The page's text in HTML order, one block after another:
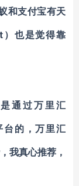
和支付宝有天
也是觉得靠
通过万里汇
台的，万里汇
我真心推荐，